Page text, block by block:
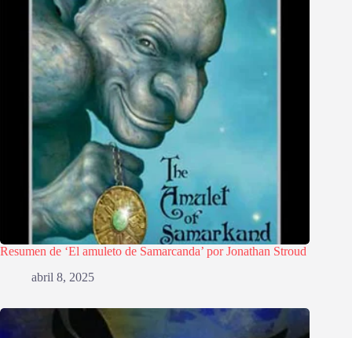
Resumen de ‘El amuleto de Samarcanda’ por Jonathan Stroud
abril 8, 2025